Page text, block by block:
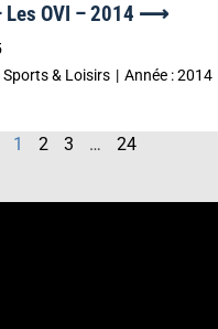
Les OVI – 2014 ⟶
Sports & Loisirs Année :2014
1 2 3 … 24